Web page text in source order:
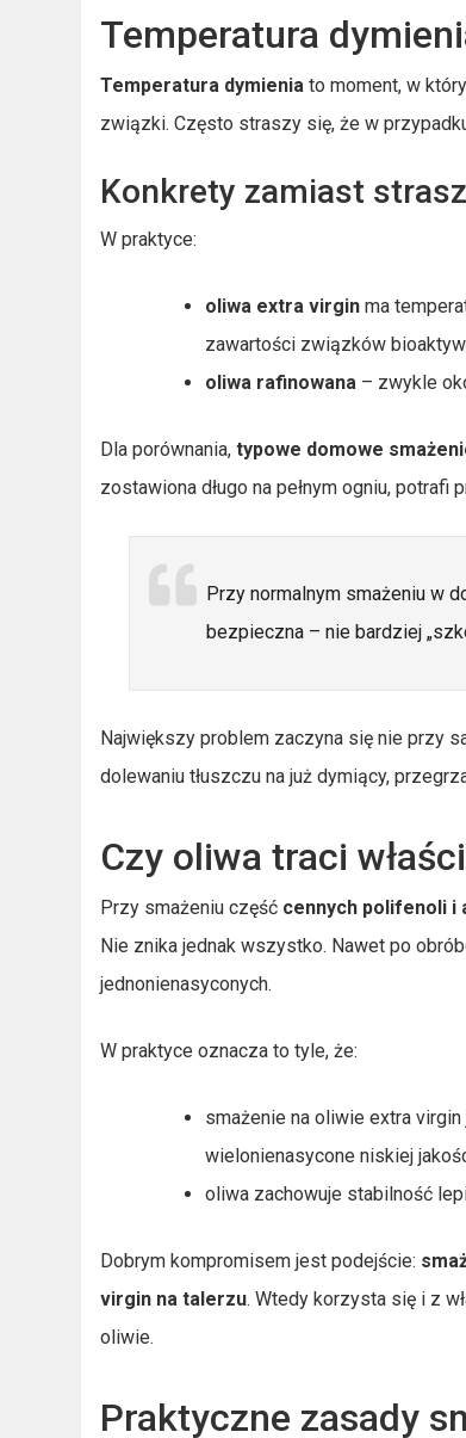
Temperatura
Temperatura dymienia to moment, w
związki. Często straszy się, że w
Konkrety zamiast
W praktyce:
oliwa extra virgin ma
zawartości związków
oliwa rafinowana – zwykle
Dla porównania,typowe domowe
zostawiona długo na pełnym ogniu, potrafi
Przy normalnym smażeniu w
bezpieczna – nie bardziej
Największy problem zaczyna się nie przy
dolewaniu tłuszczu na już dymiący,
Czy oliwa traci
Przy smażeniu część cennych polifenoli i
Nie znika jednak wszystko. Nawet po
jednonienasyconych.
W praktyce oznacza to tyle, że:
smażenie na oliwie extra
wielonienasycone niskiej
oliwa zachowuje stabilność
Dobrym kompromisem jest podejście:
virgin na talerzu. Wtedy korzysta się i z
oliwie.
Praktyczne zasady